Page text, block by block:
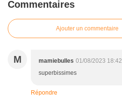
Commentaires
Ajouter un commentaire
M mamiebulles 01/08/2023 18:42
superbissimes
Répondre